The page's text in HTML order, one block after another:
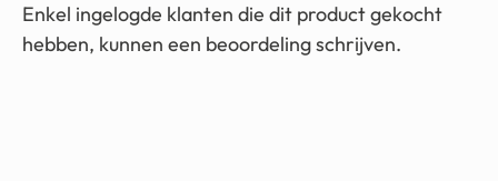
Enkel ingelogde klanten die dit product gekocht
hebben, kunnen een beoordeling schrijven.